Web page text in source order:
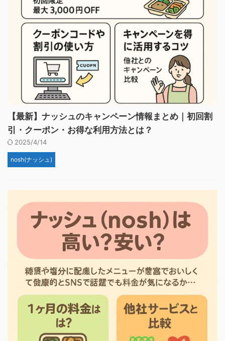
【最新】ナッシュのキャンペーン情報まとめ｜初回割
引・クーポン・お得な利用方法とは？
2025/4/14
nosh(ナッシュ)